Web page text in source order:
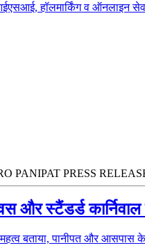
हॉलमार्किंग व ऑनलाइन
PANIPAT PRESS
और स्‍टैंडर्ड कार्निवाल
महत्व बताया, पानीपत और